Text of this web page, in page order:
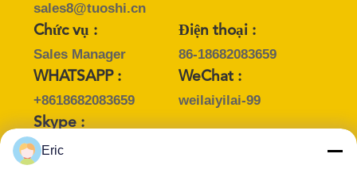
sales8@tuoshi.cn
Chức vụ :
Sales Manager
Điện thoại :
86-18682083659
WHATSAPP :
+8618682083659
WeChat :
weilaiyilai-99
Skype :
+8618682083659
Eric